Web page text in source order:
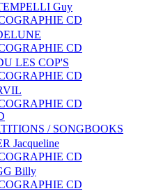
Guy
CD
CD
LES COP'S
CD
CD
/ SONGBOOKS
Jacqueline
CD
Billy
CD